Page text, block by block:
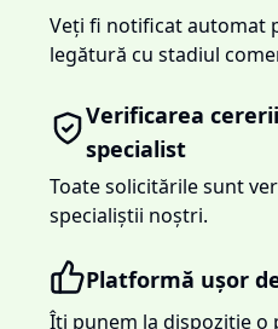
Veți fi notificat automat
legătură cu stadiul
Verificarea
specialist
Toate solicitările sunt
specialiștii noștri.
Platformă ușor
Îți punem la dispoziție